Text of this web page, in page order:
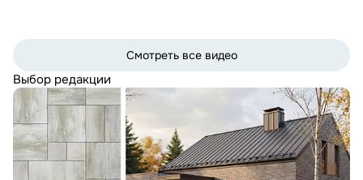
Смотреть все видео
Выбор редакции